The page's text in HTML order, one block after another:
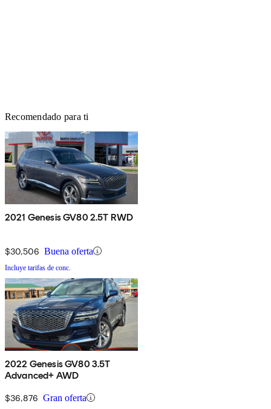
Recomendado para ti
2021 Genesis GV80 2.5T RWD
$30,506 Buena oferta
Incluye tarifas de conc.
2022 Genesis GV80 3.5T
Advanced+ AWD
$36,876 Gran oferta